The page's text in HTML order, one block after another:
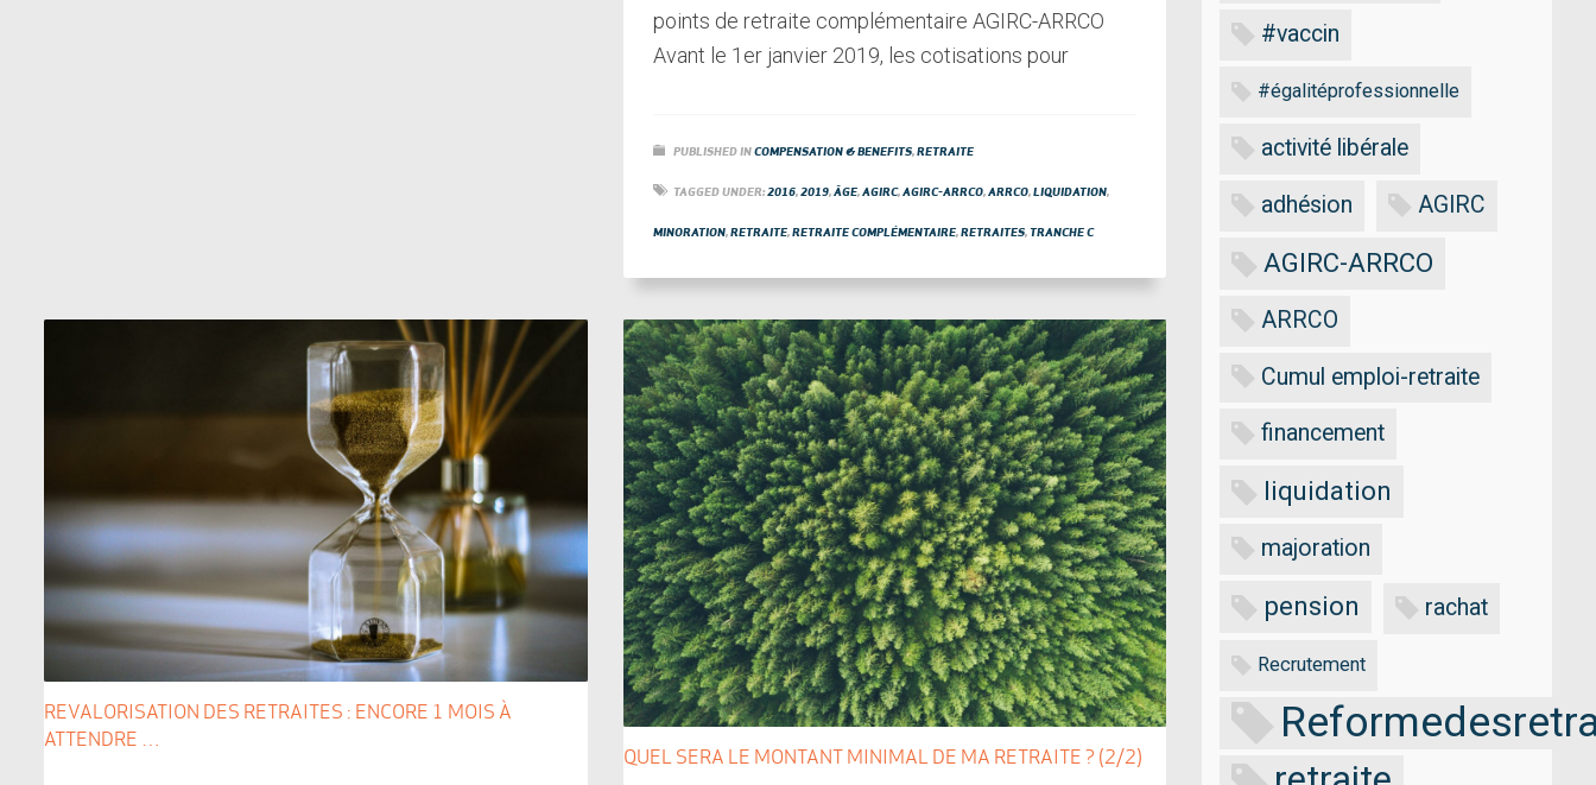
points de retraite complémentaire AGIRC-ARRCO
Avant le 1er janvier 2019, les cotisations pour
PUBLISHED IN COMPENSATION & BENEFITS,RETRAITE
TAGGED UNDER: 2016,2019,ÂGE,AGIRC,AGIRC-ARRCO,ARRCO,LIQUIDATION,
MINORATION,RETRAITE,RETRAITE COMPLÉMENTAIRE,RETRAITES,TRANCHE C
REVALORISATION DES RETRAITES : ENCORE 1 MOIS À
ATTENDRE …
QUEL SERA LE MONTANT MINIMAL DE MA RETRAITE ? (2/2)
#vaccin
#égalitéprofessionnelle
activité libérale
adhésion AGIRC
AGIRC-ARRCO
ARRCO
Cumul emploi-retraite
financement
liquidation
majoration
pension rachat
Recrutement